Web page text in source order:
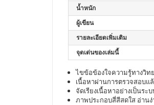
น้ำหนัก
ผู้เขียน
รายละเอียดเพิ่มเติม
จุดเด่นของเล่มนี้
ไขข้อข้องใจความรู้ทางวิ
เนื้อหาผ่านการตรวจสอบแ
จัดเรียงเนื้อหาอย่างเป็นระ
ภาพประกอบสี่สีสดใส อ่านง่